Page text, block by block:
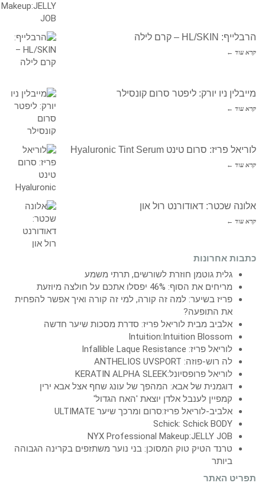
הרבלייף: HL/SKIN – קרם לילה
קרא עוד ←
מייבלין ניו יורק: ליפטר סרום קונסילר
קרא עוד ←
לוריאל פריז: סרום טינט Hyaluronic Tint Serum
קרא עוד ←
אלונה שכטר: דאודורנט רול און
קרא עוד ←
כתבות אחרונות
גלית גוטמן חוזרת לשורשים, תרתי משמע
מריחים את הסוף: 46% יפסלו אתכם על חולצה מיוזעת
פריז בשיער: למה זה קורה, למי זה קורה ואיך אפשר להפחית
את התופעה?
אלביב מבית לוריאל פריז: סדרת מסכות שיער חדשה
Intuition:Intuition Blossom
לוריאל פריז: Infallible Laque Resistance
לה רוש-פוזה: ANTHELIOS UVSPORT
לוריאל פרופסיונל:KERATIN ALPHA SLEEK
דוגמנית של אבא: המהפך של עונג שחף אצל אבא ירין
קמפיין לענבל אלדן יוצאת 'האח הגדול'
אלביב-לוריאל פריז:סרום ומרכך שיער ULTIMATE
Schick: Schick BODY
NYX Professional Makeup:JELLY JOB
טרנד הטיק טוק המסוכן: בני נוער משתזפים בקרינה הגבוהה
ביותר
תפריט האתר